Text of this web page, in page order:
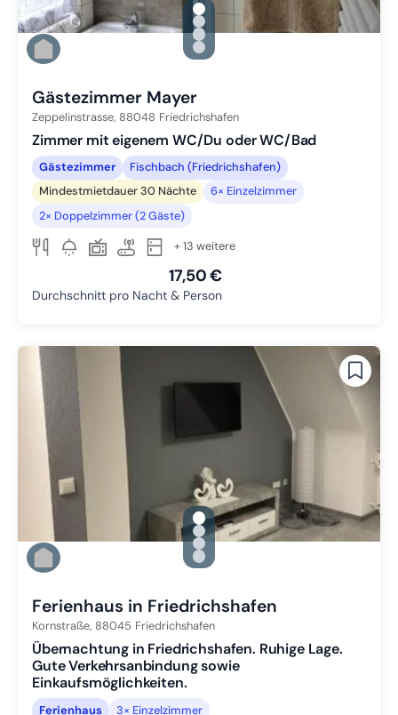
gallery.slide_selector
Zu Slide 1 wechseln
Zu Slide 2 wechseln
Zu Slide 3 wechseln
Zu Slide 4 wechseln
Gästezimmer Mayer
Zeppelinstrasse, 88048 Friedrichshafen
Zimmer mit eigenem WC/Du oder WC/Bad
Gästezimmer
Fischbach (Friedrichshafen)
Mindestmietdauer 30 Nächte
6× Einzelzimmer
2× Doppelzimmer (2 Gäste)
+ 13 weitere
17,50 €
Durchschnitt pro Nacht & Person
gallery.slide_selector
Zu Slide 1 wechseln
Zu Slide 2 wechseln
Zu Slide 3 wechseln
Zu Slide 4 wechseln
Ferienhaus in Friedrichshafen
Kornstraße, 88045 Friedrichshafen
Übernachtung in Friedrichshafen. Ruhige Lage.
Gute Verkehrsanbindung sowie
Einkaufsmöglichkeiten.
Ferienhaus 3× Einzelzimmer